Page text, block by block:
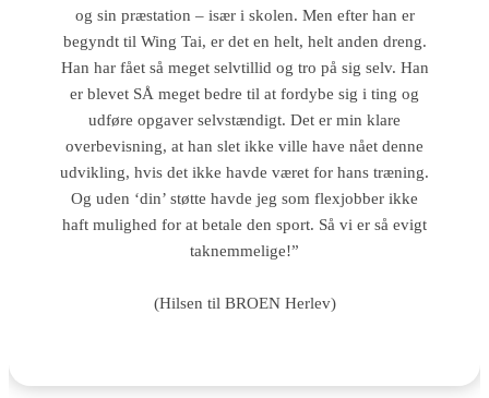
og sin præstation – især i skolen. Men efter han er
begyndt til Wing Tai, er det en helt, helt anden dreng.
Han har fået så meget selvtillid og tro på sig selv. Han
er blevet SÅ meget bedre til at fordybe sig i ting og
udføre opgaver selvstændigt. Det er min klare
overbevisning, at han slet ikke ville have nået denne
udvikling, hvis det ikke havde været for hans træning.
Og uden ‘din’ støtte havde jeg som flexjobber ikke
haft mulighed for at betale den sport. Så vi er så evigt
taknemmelige!”
(Hilsen til BROEN Herlev)